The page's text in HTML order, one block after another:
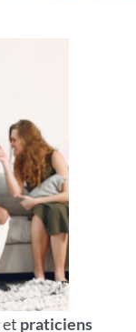
et praticiens